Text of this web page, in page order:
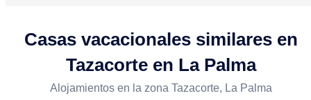
Casas vacacionales similares en
Tazacorte en La Palma
Alojamientos en la zona Tazacorte, La Palma